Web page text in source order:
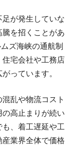
が発生していな
を招くことがあ
ズ海峡の通航制
住宅会社や工務店
っています。
乱や物流コスト
高止まりが続い
、着工遅延や工
業界全体で価格